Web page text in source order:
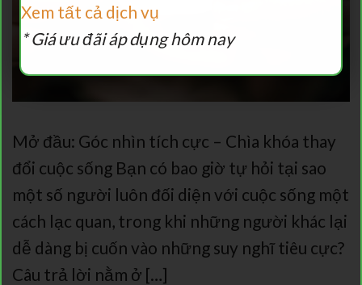
Mở đầu: Góc nhìn tích cực – Chìa khóa thay
đổi cuộc sống Bạn có bao giờ tự hỏi tại sao
một số người luôn đối diện với cuộc sống một
cách lạc quan, trong khi những người khác lại
dễ dàng bị cuốn vào những suy nghĩ tiêu cực?
Câu trả lời nằm ở […]
Xem tất cả dịch vụ
* Giá ưu đãi áp dụng hôm nay